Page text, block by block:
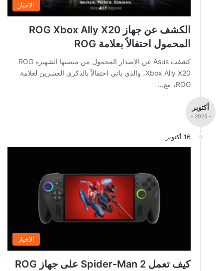
الاخبار
الكشف عن جهاز ROG Xbox Ally X20
المحمول احتفالاً بعلامة ROG
كشفت Asus عن الإصدار المحمول من منصتها الشهيرة ROG
Xbox Ally X20، والذي ياتي احتفالاً بالذكرى العشرين لعلامة
ROG، مع…
أكتوبر
- 2025 -
16 أكتوبر
الاخبار
كيف تعمل Spider-Man 2 على جهاز ROG